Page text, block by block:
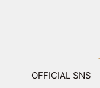
OFFICIAL SNS